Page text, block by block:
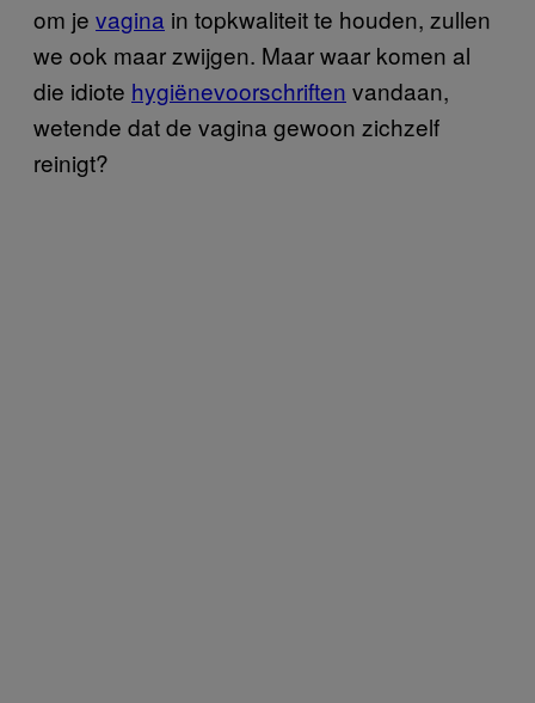
om je vagina in topkwaliteit te houden, zullen
we ook maar zwijgen. Maar waar komen al
die idiote hygiënevoorschriften vandaan,
wetende dat de vagina gewoon zichzelf
reinigt?